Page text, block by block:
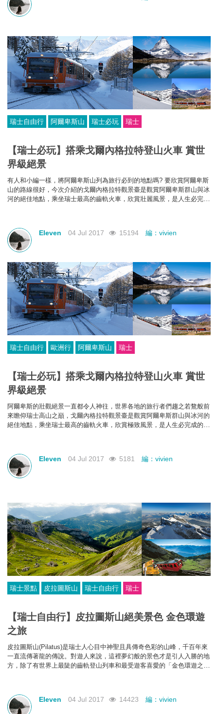
瑞士自由行 阿爾卑斯山 瑞士必玩 瑞士
【瑞士必玩】搭乘戈爾內格拉特登山火車 賞世
界級絕景
有人和小編一樣，將阿爾卑斯山列為旅行必到的地點嗎? 要欣賞阿爾卑斯
山的路線很好，今次介紹的戈爾內格拉特觀景臺是觀賞阿爾卑斯群山與冰
河的絕佳地點，乘坐瑞士最高的齒軌火車，欣賞壯麗風景，是人生必完成
Eleven 04 Jul 2017 15194 編：vivien
瑞士自由行 歐洲行 阿爾卑斯山 瑞士
【瑞士必玩】搭乘戈爾內格拉特登山火車 賞世
界級絕景
阿爾卑斯的壯觀絕景一直都令人神往，世界各地的旅行者們趨之若鶩般前
來瞻仰瑞士高山之巔，戈爾內格拉特觀景臺是觀賞阿爾卑斯群山與冰河的
絕佳地點，乘坐瑞士最高的齒軌火車，欣賞極致風景，是人生必完成的體
Eleven 04 Jul 2017 5181 編：vivien
瑞士景點 皮拉圖斯山 瑞士自由行 瑞士
【瑞士自由行】皮拉圖斯山絕美景色 金色環遊
之旅
皮拉圖斯山(Pilatus)是瑞士人心目中神聖且具傳奇色彩的山峰， 千百年來
一直流傳著龍的傳說。 對遊人來說，這裡夢幻般的景色才是引人入勝的地
方，除了有世界上最陡的齒軌登山列車和最受遊客喜愛的「金色環遊之
Eleven 04 Jul 2017 14423 編：vivien